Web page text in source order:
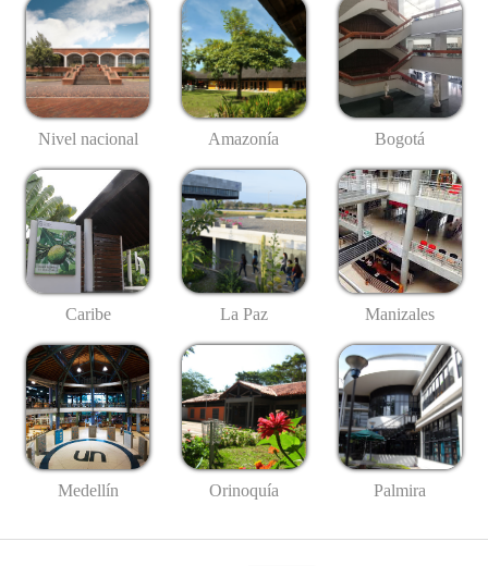
Nivel nacional Amazonía Bogotá
Caribe La Paz Manizales
Medellín Orinoquía Palmira